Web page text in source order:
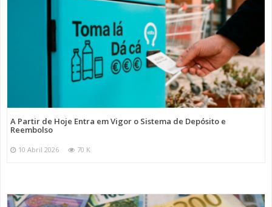
A Partir de Hoje Entra em Vigor o Sistema de Depósito e
Reembolso
10 Abril 2026 70 K